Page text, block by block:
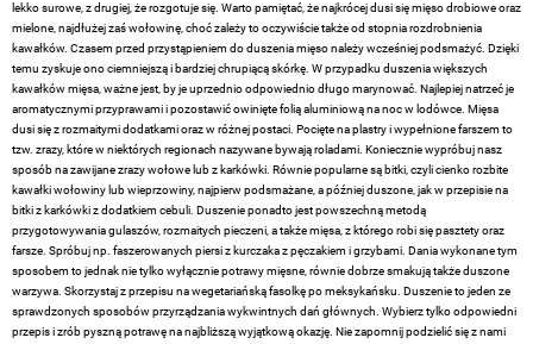
lekko surowe, z drugiej, że rozgotuje się. Warto pamiętać, że najkrócej dusi się mięso drobiowe oraz
mielone, najdłużej zaś wołowinę, choć zależy to oczywiście także od stopnia rozdrobnienia
kawałków. Czasem przed przystąpieniem do duszenia mięso należy wcześniej podsmażyć. Dzięki
temu zyskuje ono ciemniejszą i bardziej chrupiącą skórkę. W przypadku duszenia większych
kawałków mięsa, ważne jest, by je uprzednio odpowiednio długo marynować. Najlepiej natrzeć je
aromatycznymi przyprawami i pozostawić owinięte folią aluminiową na noc w lodówce. Mięsa
dusi się z rozmaitymi dodatkami oraz w różnej postaci. Pocięte na plastry i wypełnione farszem to
tzw. zrazy, które w niektórych regionach nazywane bywają roladami. Koniecznie wypróbuj nasz
sposób na zawijane zrazy wołowe lub z karkówki. Równie popularne są bitki, czyli cienko rozbite
kawałki wołowiny lub wieprzowiny, najpierw podsmażane, a później duszone, jak w przepisie na
bitki z karkówki z dodatkiem cebuli. Duszenie ponadto jest powszechną metodą
przygotowywania gulaszów, rozmaitych pieczeni, a także mięsa, z którego robi się pasztety oraz
farsze. Spróbuj np. faszerowanych piersi z kurczaka z pęczakiem i grzybami. Dania wykonane tym
sposobem to jednak nie tylko wyłącznie potrawy mięsne, równie dobrze smakują także duszone
warzywa. Skorzystaj z przepisu na wegetariańską fasolkę po meksykańsku. Duszenie to jeden ze
sprawdzonych sposobów przyrządzania wykwintnych dań głównych. Wybierz tylko odpowiedni
przepis i zrób pyszną potrawę na najbliższą wyjątkową okazję. Nie zapomnij podzielić się z nami